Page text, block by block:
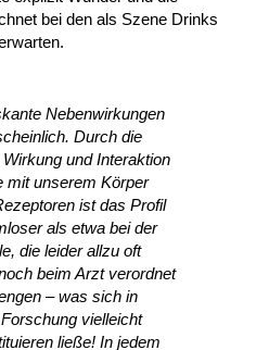
bei den als Szene Drinks
Nebenwirkungen
Durch die
und Interaktion
mit unserem Körper
ist das Profil
als etwa bei der
die leider allzu oft
beim Arzt verordnet
– was sich in
vielleicht
ließe! In jedem